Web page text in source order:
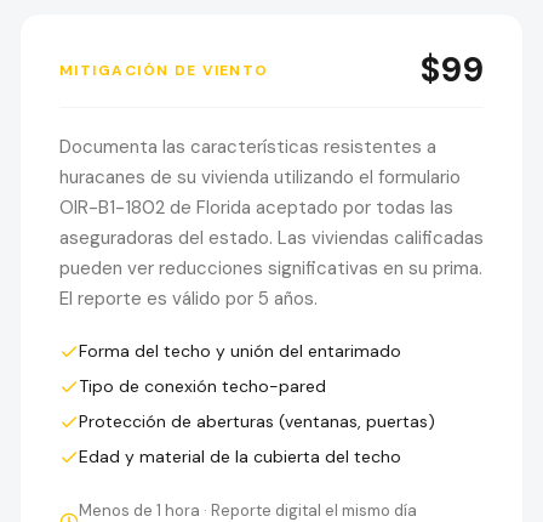
MITIGACIÓN DE VIENTO $99
Documenta las características resistentes a
huracanes de su vivienda utilizando el formulario
OIR-B1-1802 de Florida aceptado por todas las
aseguradoras del estado. Las viviendas calificadas
pueden ver reducciones significativas en su prima.
El reporte es válido por 5 años.
Forma del techo y unión del entarimado
Tipo de conexión techo-pared
Protección de aberturas (ventanas, puertas)
Edad y material de la cubierta del techo
Menos de 1 hora · Reporte digital el mismo día